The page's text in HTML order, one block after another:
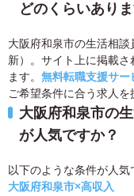
どのくらいあり
大阪府和泉市の生活相
新）。サイト上に掲載
ます。 無料転職支援サー
ご希望条件に合う求人を
大阪府和泉市の
が人気ですか？
以下のような条件が人気
大阪府和泉市×高収入